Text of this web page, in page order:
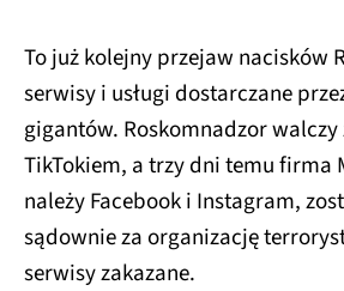
To już kolejny przejaw nacisków
serwisy i usługi dostarczane
gigantów. Roskomnadzor walczy
TikTokiem, a trzy dni temu firma
należy Facebook i Instagram,
sądownie za organizację
serwisy zakazane.